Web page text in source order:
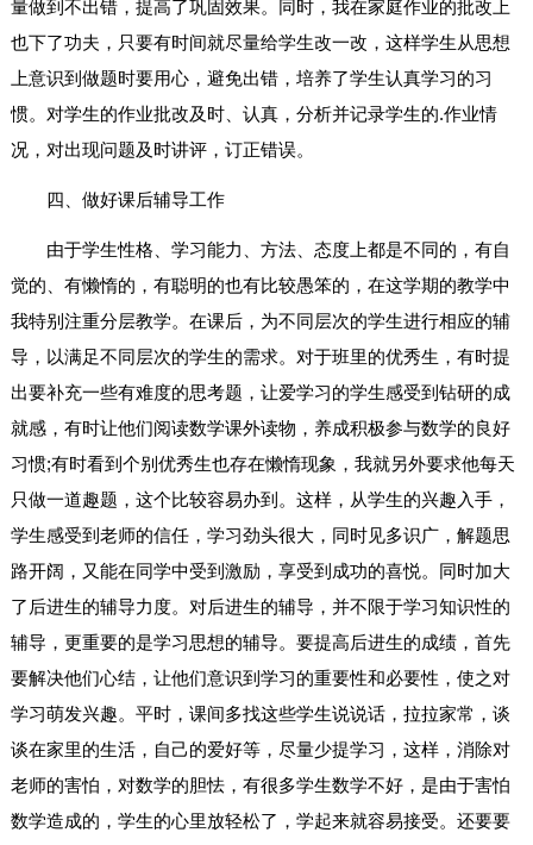
量做到不出错，提高了巩固效果。同时，我在家庭作业的批改上
也下了功夫，只要有时间就尽量给学生改一改，这样学生从思想
上意识到做题时要用心，避免出错，培养了学生认真学习的习
惯。对学生的作业批改及时、认真，分析并记录学生的.作业情
况，对出现问题及时讲评，订正错误。
四、做好课后辅导工作
由于学生性格、学习能力、方法、态度上都是不同的，有自
觉的、有懒惰的，有聪明的也有比较愚笨的，在这学期的教学中
我特别注重分层教学。在课后，为不同层次的学生进行相应的辅
导，以满足不同层次的学生的需求。对于班里的优秀生，有时提
出要补充一些有难度的思考题，让爱学习的学生感受到钻研的成
就感，有时让他们阅读数学课外读物，养成积极参与数学的良好
习惯;有时看到个别优秀生也存在懒惰现象，我就另外要求他每天
只做一道趣题，这个比较容易办到。这样，从学生的兴趣入手，
学生感受到老师的信任，学习劲头很大，同时见多识广，解题思
路开阔，又能在同学中受到激励，享受到成功的喜悦。同时加大
了后进生的辅导力度。对后进生的辅导，并不限于学习知识性的
辅导，更重要的是学习思想的辅导。要提高后进生的成绩，首先
要解决他们心结，让他们意识到学习的重要性和必要性，使之对
学习萌发兴趣。平时，课间多找这些学生说说话，拉拉家常，谈
谈在家里的生活，自己的爱好等，尽量少提学习，这样，消除对
老师的害怕，对数学的胆怯，有很多学生数学不好，是由于害怕
数学造成的，学生的心里放轻松了，学起来就容易接受。还要要